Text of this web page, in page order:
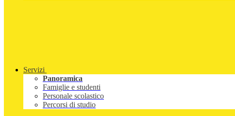
Servizi
Panoramica
Famiglie e studenti
Personale scolastico
Percorsi di studio